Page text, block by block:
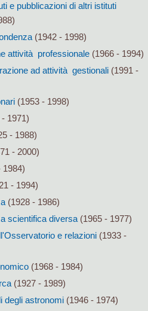
e pubblicazioni di altri istituti
(1942 - 1998)
attività professionale (1966 - 1994)
ad attività gestionali (1991 -
(1953 - 1998)
1971)
- 1988)
- 2000)
- 1994)
(1928 - 1986)
scientifica diversa(1965 - 1977)
e relazioni(1933 -
(1968 - 1984)
(1927 - 1989)
degli astronomi(1946 - 1974)